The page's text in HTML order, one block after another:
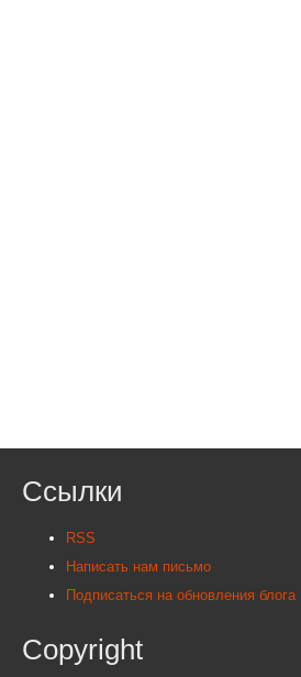
Ссылки
RSS
Написать нам письмо
Подписаться на обновления блога
Copyright